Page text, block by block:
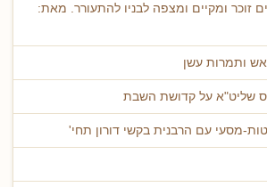
זוכר ומקיים ומצפה לבניו להתעורר. מאת:
ותמרות עשן
שליט"א על קדושת השבת
מסעי עם הרבנית בקשי דורון תחי'